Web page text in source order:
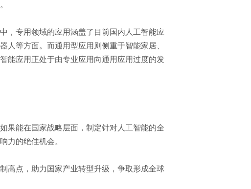
专用领域的应用涵盖了目前国内人工智能应
人等方面。而通用型应用则侧重于智能家居、
能应用正处于由专业应用向通用应用过度的发
能在国家战略层面，制定针对人工智能的全
力的绝佳机会。
点，助力国家产业转型升级，争取形成全球